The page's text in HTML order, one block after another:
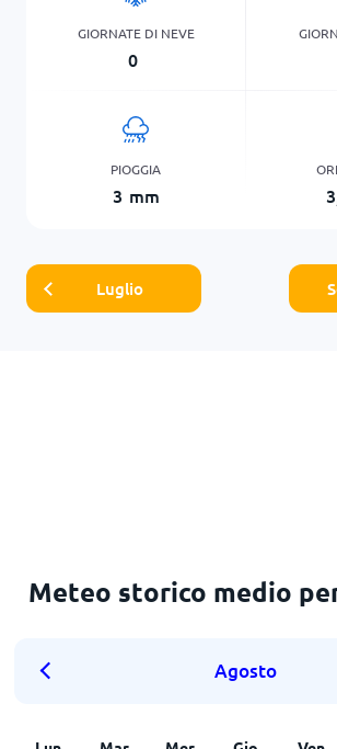
GIORNATE DI NEVE
0
PIOGGIA
3 mm
Luglio
Meteo storico medio
Agosto